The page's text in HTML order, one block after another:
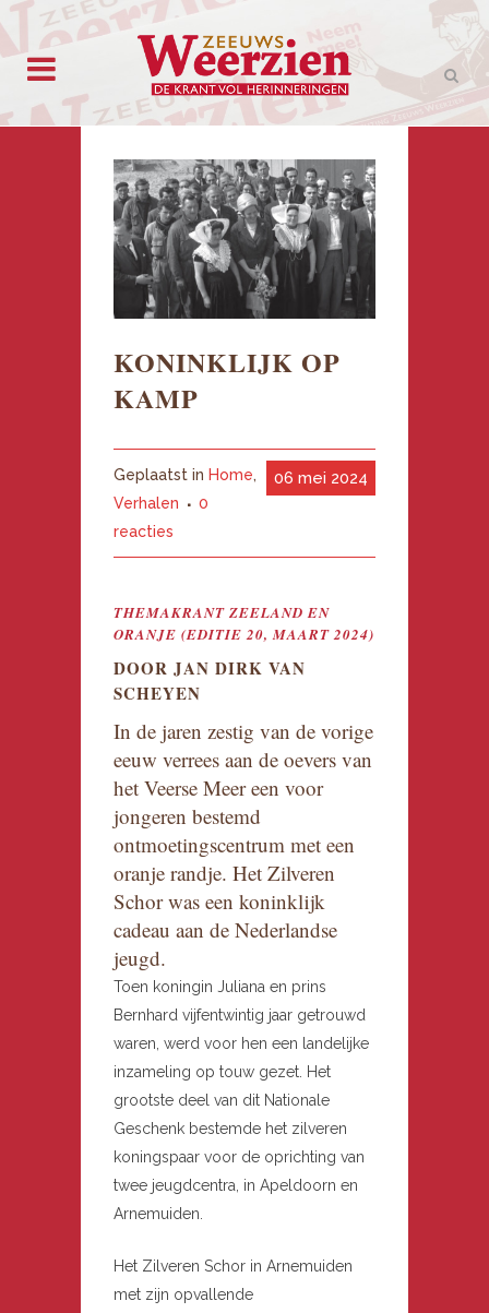
KONINKLIJK OP
KAMP
06 mei 2024
Geplaatst in Home,
Verhalen
0
reacties
THEMAKRANT ZEELAND EN
ORANJE (EDITIE 20, MAART 2024)
DOOR JAN DIRK VAN
SCHEYEN
In de jaren zestig van de vorige
eeuw verrees aan de oevers van
het Veerse Meer een voor
jongeren bestemd
ontmoetingscentrum met een
oranje randje. Het Zilveren
Schor was een koninklijk
cadeau aan de Nederlandse
jeugd.
Toen koningin Juliana en prins
Bernhard vijfentwintig jaar getrouwd
waren, werd voor hen een landelijke
inzameling op touw gezet. Het
grootste deel van dit Nationale
Geschenk bestemde het zilveren
koningspaar voor de oprichting van
twee jeugdcentra, in Apeldoorn en
Arnemuiden.
Het Zilveren Schor in Arnemuiden
met zijn opvallende